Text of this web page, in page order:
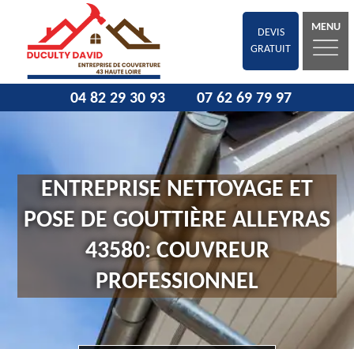
DEVIS
GRATUIT
MENU
04 82 29 30 93 07 62 69 79 97
ENTREPRISE NETTOYAGE ET
POSE DE GOUTTIÈRE ALLEYRAS
43580: COUVREUR
PROFESSIONNEL